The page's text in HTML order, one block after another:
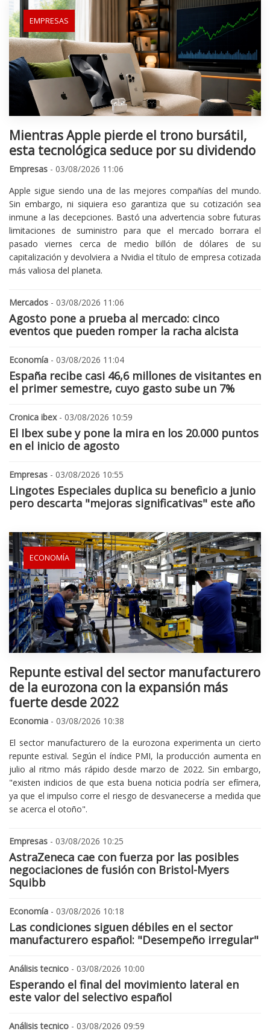
EMPRESAS
Mientras Apple pierde el trono bursátil,
esta tecnológica seduce por su dividendo
Empresas - 03/08/2026 11:06
Apple sigue siendo una de las mejores compañías del mundo.
Sin embargo, ni siquiera eso garantiza que su cotización sea
inmune a las decepciones. Bastó una advertencia sobre futuras
limitaciones de suministro para que el mercado borrara el
pasado viernes cerca de medio billón de dólares de su
capitalización y devolviera a Nvidia el título de empresa cotizada
más valiosa del planeta.
Mercados - 03/08/2026 11:06
Agosto pone a prueba al mercado: cinco
eventos que pueden romper la racha alcista
Economía - 03/08/2026 11:04
España recibe casi 46,6 millones de visitantes en
el primer semestre, cuyo gasto sube un 7%
Cronica ibex- 03/08/2026 10:59
El Ibex sube y pone la mira en los 20.000 puntos
en el inicio de agosto
Empresas - 03/08/2026 10:55
Lingotes Especiales duplica su beneficio a junio
pero descarta "mejoras significativas" este año
ECONOMÍA
Repunte estival del sector manufacturero
de la eurozona con la expansión más
fuerte desde 2022
Economia - 03/08/2026 10:38
El sector manufacturero de la eurozona experimenta un cierto
repunte estival. Según el índice PMI, la producción aumenta en
julio al ritmo más rápido desde marzo de 2022. Sin embargo,
"existen indicios de que esta buena noticia podría ser efímera,
ya que el impulso corre el riesgo de desvanecerse a medida que
se acerca el otoño".
Empresas - 03/08/2026 10:25
AstraZeneca cae con fuerza por las posibles
negociaciones de fusión con Bristol-Myers
Squibb
Economía - 03/08/2026 10:18
Las condiciones siguen débiles en el sector
manufacturero español: "Desempeño irregular"
Análisis tecnico - 03/08/2026 10:00
Esperando el final del movimiento lateral en
este valor del selectivo español
Análisis tecnico - 03/08/2026 09:59